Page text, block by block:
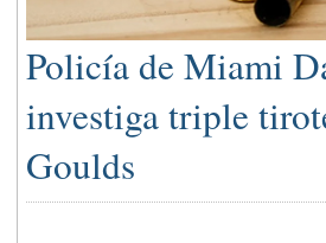
Policía de Miami
investiga triple
Goulds